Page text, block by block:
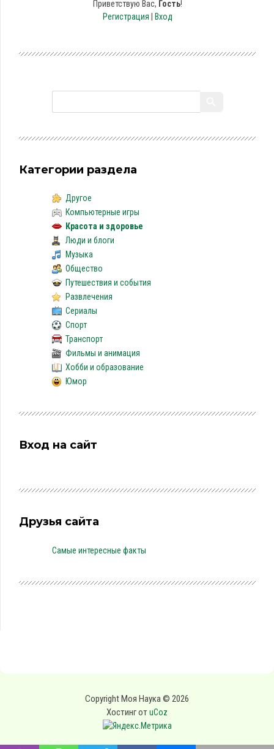
Приветствую Вас, Гость!
Регистрация
Вход
Категории раздела
Другое
Компьютерные игры
Красота и здоровье
Люди и блоги
Музыка
Общество
Путешествия и события
Развлечения
Сериалы
Спорт
Транспорт
Фильмы и анимация
Хобби и образование
Юмор
Вход на сайт
Друзья сайта
Самые интересные факты
Copyright Моя Наука © 2026
Хостинг отuCoz